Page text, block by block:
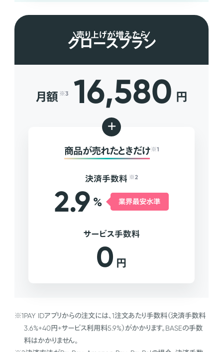
売り上げが増えたら
グロースプラン
月額 ※3 16,580 円
+
商品が売れたときだけ ※1
決済手数料 ※2
2.9 % 業界最安水準
サービス手数料
0 円
※1PAY IDアプリからの注文には、1注文あたり手数料（決済手数料
3.6%+40円+サービス利用料5.9%）がかかります。BASEの手数
料はかかりません。